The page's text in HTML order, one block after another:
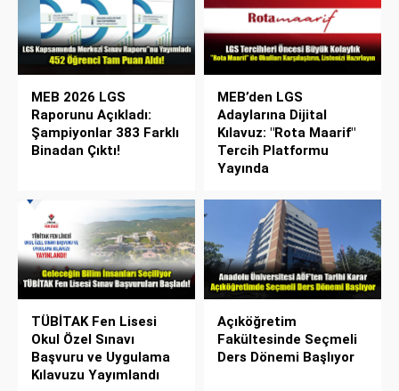
MEB 2026 LGS
Raporunu Açıkladı:
Şampiyonlar 383 Farklı
Binadan Çıktı!
MEB’den LGS
Adaylarına Dijital
Kılavuz: "Rota Maarif"
Tercih Platformu
Yayında
TÜBİTAK Fen Lisesi
Okul Özel Sınavı
Başvuru ve Uygulama
Kılavuzu Yayımlandı
Açıköğretim
Fakültesinde Seçmeli
Ders Dönemi Başlıyor